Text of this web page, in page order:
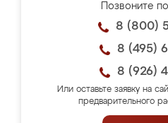
Позвоните
8 (800)
8 (495)
8 (926)
Или оставьте заявку на
предварительного